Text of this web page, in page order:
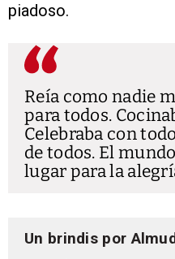
piadoso.
Reía como nadie
para todos.
Celebraba con
de todos. El
lugar para la
Un brindis por